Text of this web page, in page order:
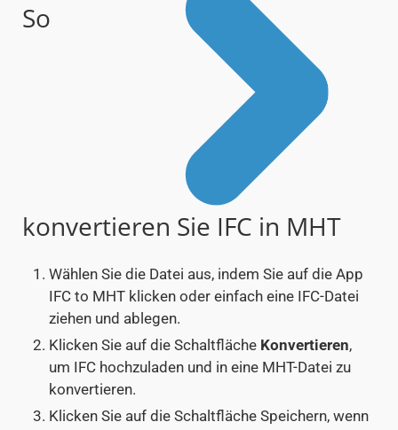
So
konvertieren Sie IFC in MHT
Wählen Sie die Datei aus, indem Sie auf die App
IFC to MHT klicken oder einfach eine IFC-Datei
ziehen und ablegen.
Klicken Sie auf die Schaltfläche Konvertieren,
um IFC hochzuladen und in eine MHT-Datei zu
konvertieren.
Klicken Sie auf die Schaltfläche Speichern, wenn